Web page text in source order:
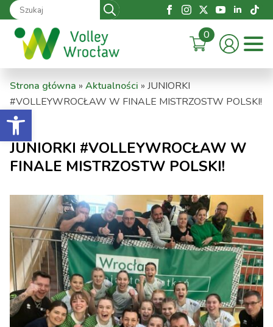
Otwórz pasek narzędzi
Search
for:
0
Strona główna » Aktualności » JUNIORKI
#VOLLEYWROCŁAW W FINALE MISTRZOSTW POLSKI!
JUNIORKI #VOLLEYWROCŁAW W
FINALE MISTRZOSTW POLSKI!